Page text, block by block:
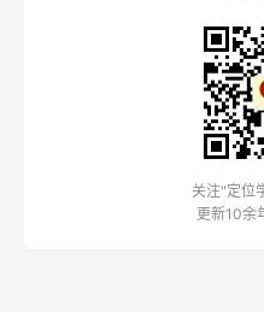
关注"定位
更新10余